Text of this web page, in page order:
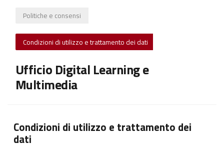
Politiche e consensi
Condizioni di utilizzo e trattamento dei dati
Ufficio Digital Learning e
Multimedia
Condizioni di utilizzo e trattamento dei
dati